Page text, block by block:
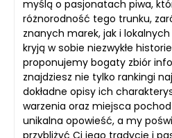
myślą o pasjonatach piwa,
różnorodność tego trunku,
znanych marek, jak i
kryją w sobie niezwykłe
proponujemy bogaty zbiór
znajdziesz nie tylko rankingi
dokładne opisy ich
warzenia oraz miejsca
unikalna opowieść, a my
przybliżyć Ci jego tradycję i